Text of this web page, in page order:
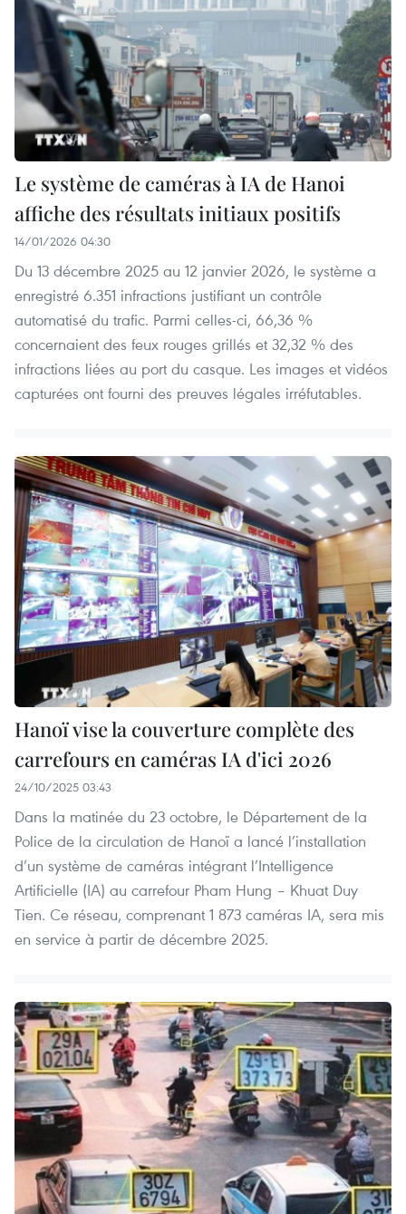
Le système de caméras à IA de Hanoi
affiche des résultats initiaux positifs
14/01/2026 04:30
Du 13 décembre 2025 au 12 janvier 2026, le système a
enregistré 6.351 infractions justifiant un contrôle
automatisé du trafic. Parmi celles-ci, 66,36 %
concernaient des feux rouges grillés et 32,32 % des
infractions liées au port du casque. Les images et vidéos
capturées ont fourni des preuves légales irréfutables.
Hanoï vise la couverture complète des
carrefours en caméras IA d'ici 2026
24/10/2025 03:43
Dans la matinée du 23 octobre, le Département de la
Police de la circulation de Hanoï a lancé l’installation
d’un système de caméras intégrant l’Intelligence
Artificielle (IA) au carrefour Pham Hung – Khuat Duy
Tien. Ce réseau, comprenant 1 873 caméras IA, sera mis
en service à partir de décembre 2025.